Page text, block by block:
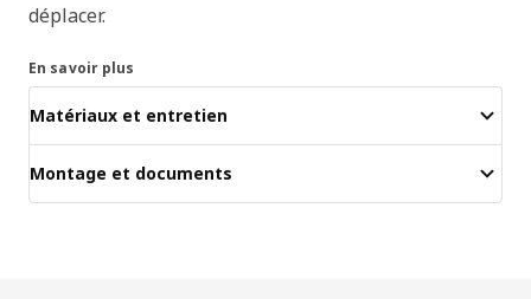
déplacer.
En savoir plus
Matériaux et entretien
Montage et documents